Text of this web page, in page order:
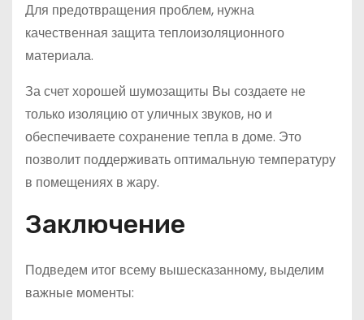
Для предотвращения проблем, нужна
качественная защита теплоизоляционного
материала.
За счет хорошей шумозащиты Вы создаете не
только изоляцию от уличных звуков, но и
обеспечиваете сохранение тепла в доме. Это
позволит поддерживать оптимальную температуру
в помещениях в жару.
Заключение
Подведем итог всему вышесказанному, выделим
важные моменты: